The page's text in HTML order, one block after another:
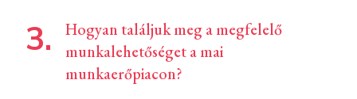
Hogyan találjuk meg a megfelelő
munkalehetőséget a mai
munkaerőpiacon?